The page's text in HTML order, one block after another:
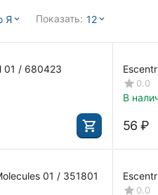
Я Показать: 12
01 / 680423
0.0
В
‍56‍ ₽
Escentric Molecules / Molecules 01 / 351801
0.0